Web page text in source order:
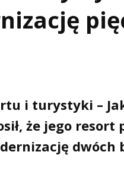
i turystyki –
że jego
dwóch